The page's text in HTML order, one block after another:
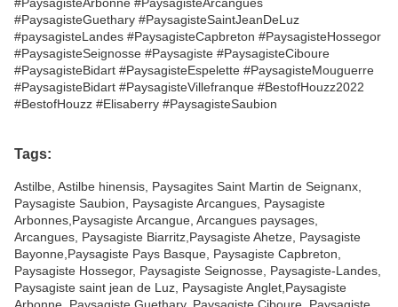
#PaysagisteGuethary #PaysagisteSaintJeanDeLuz
#paysagisteLandes #PaysagisteCapbreton #PaysagisteHossegor
#PaysagisteSeignosse #Paysagiste #PaysagisteCiboure
#PaysagisteBidart #PaysagisteEspelette #PaysagisteMouguerre
#PaysagisteBidart #PaysagisteVillefranque #BestofHouzz2022
#BestofHouzz #Elisaberry #PaysagisteSaubion
Tags:
Astilbe, Astilbe hinensis, Paysagites Saint Martin de Seignanx,
Paysagiste Saubion, Paysagiste Arcangues, Paysagiste
Arbonnes,Paysagiste Arcangue, Arcangues paysages,
Arcangues, Paysagiste Biarritz,Paysagiste Ahetze, Paysagiste
Bayonne,Paysagiste Pays Basque, Paysagiste Capbreton,
Paysagiste Hossegor, Paysagiste Seignosse, Paysagiste-Landes,
Paysagiste saint jean de Luz, Paysagiste Anglet,Paysagiste
Arbonne, Paysagiste Guethary, Paysagiste Ciboure, Paysagiste